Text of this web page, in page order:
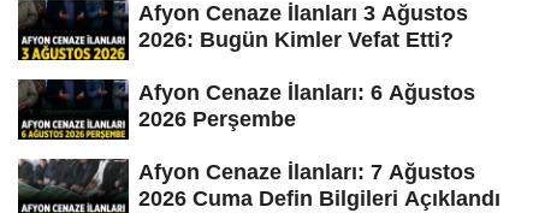
Afyon Cenaze İlanları 3 Ağustos
2026: Bugün Kimler Vefat Etti?
Afyon Cenaze İlanları: 6 Ağustos
2026 Perşembe
Afyon Cenaze İlanları: 7 Ağustos
2026 Cuma Defin Bilgileri Açıklandı